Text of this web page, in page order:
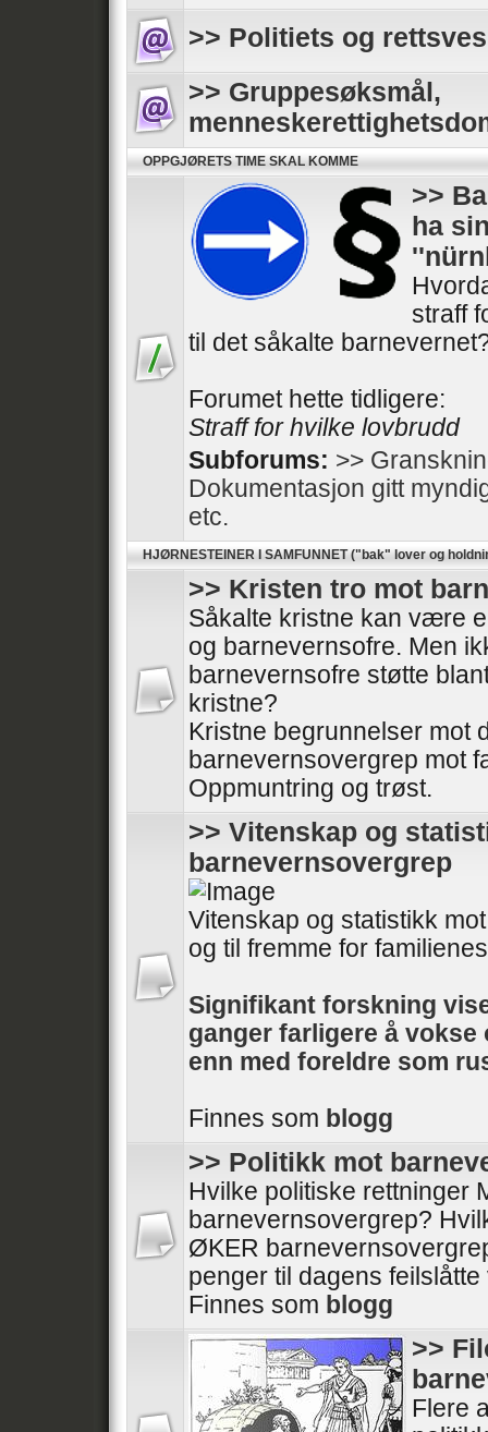
>> Politiets og
>> Gruppesøksmål,
OPPGJØRETS TIME SKAL KOMME
>>
ha
straff
til det såkalte
Forumet hette tidligere:
Straff for hvilke lovbrudd
Subforums: >>
Dokumentasjon gitt
etc.
HJØRNESTEINER I SAMFUNNET ("bak" lover og
>> Kristen tro mot
Såkalte kristne kan være
og barnevernsofre. Men
barnevernsofre støtte
kristne?
Kristne begrunnelser mot
barnevernsovergrep mot
Oppmuntring og trøst.
>> Vitenskap og
barnevernsovergrep
Vitenskap og statistikk
og til fremme for
Signifikant forskning
ganger farligere å vokse
enn med foreldre som
Finnes som blogg
>> Politikk mot
Hvilke politiske rettninger
barnevernsovergrep?
ØKER
penger til dagens
Finnes som blogg
>>
Flere